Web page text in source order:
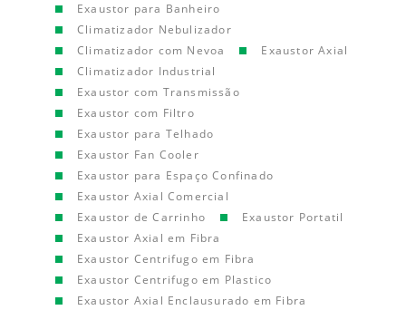
Exaustor para Banheiro
Climatizador Nebulizador
Climatizador com Nevoa
Exaustor Axial
Climatizador Industrial
Exaustor com Transmissão
Exaustor com Filtro
Exaustor para Telhado
Exaustor Fan Cooler
Exaustor para Espaço Confinado
Exaustor Axial Comercial
Exaustor de Carrinho
Exaustor Portatil
Exaustor Axial em Fibra
Exaustor Centrifugo em Fibra
Exaustor Centrifugo em Plastico
Exaustor Axial Enclausurado em Fibra